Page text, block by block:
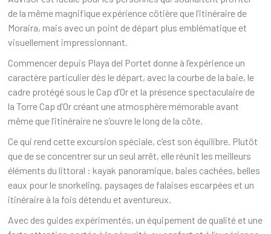
de la même magnifique expérience côtière que l’itinéraire de
Moraira, mais avec un point de départ plus emblématique et
visuellement impressionnant.
Commencer depuis Playa del Portet donne à l’expérience un
caractère particulier dès le départ, avec la courbe de la baie, le
cadre protégé sous le Cap d’Or et la présence spectaculaire de
la Torre Cap d’Or créant une atmosphère mémorable avant
même que l’itinéraire ne s’ouvre le long de la côte.
Ce qui rend cette excursion spéciale, c’est son équilibre. Plutôt
que de se concentrer sur un seul arrêt, elle réunit les meilleurs
éléments du littoral : kayak panoramique, baies cachées, belles
eaux pour le snorkeling, paysages de falaises escarpées et un
itinéraire à la fois détendu et aventureux.
Avec des guides expérimentés, un équipement de qualité et une